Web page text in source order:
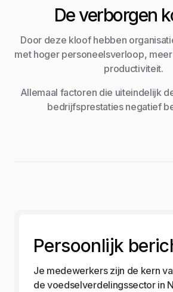
De verborgen
Door deze kloof hebben
met hoger personeelsverloop,
productiviteit.
Allemaal factoren die uiteindelijk
bedrijfsprestaties negatief
Persoonlijk
Je medewerkers zijn de kern
de voedselverdelingssector in